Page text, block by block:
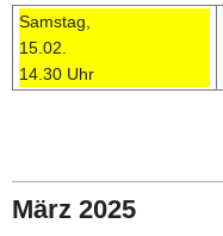
Samstag,
15.02.
14.30 Uhr
März 2025